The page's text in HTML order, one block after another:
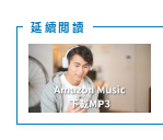
延續閲讀